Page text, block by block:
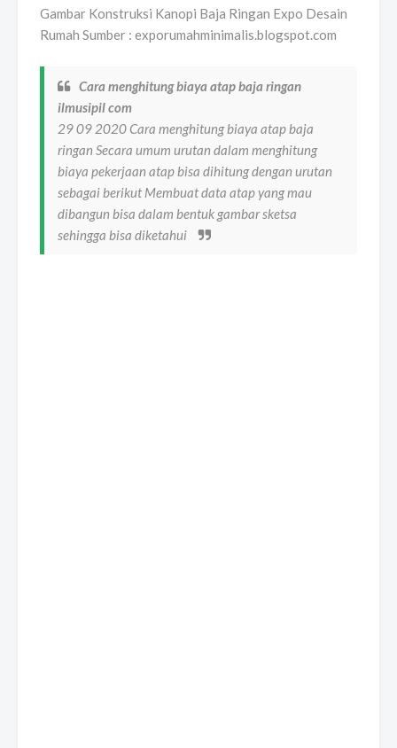
Gambar Konstruksi Kanopi Baja Ringan Expo Desain
Rumah Sumber : exporumahminimalis.blogspot.com
Cara menghitung biaya atap baja ringan
ilmusipil com
29 09 2020 Cara menghitung biaya atap baja
ringan Secara umum urutan dalam menghitung
biaya pekerjaan atap bisa dihitung dengan urutan
sebagai berikut Membuat data atap yang mau
dibangun bisa dalam bentuk gambar sketsa
sehingga bisa diketahui